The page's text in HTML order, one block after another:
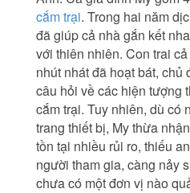
cắm trại. Trong hai năm
đã giúp cả nhà gắn kết
với thiên nhiên. Con trai
nhút nhát đã hoạt bát, chủ
câu hỏi về các hiện tượng
cắm trại. Tuy nhiên, dù có
trang thiết bị, My thừa
tồn tại nhiều rủi ro, thiếu
người tham gia, càng nảy
chưa có một đơn vị nào